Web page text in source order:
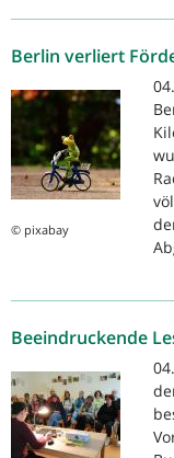
Berlin verliert
© pixabay
Beeindruckende